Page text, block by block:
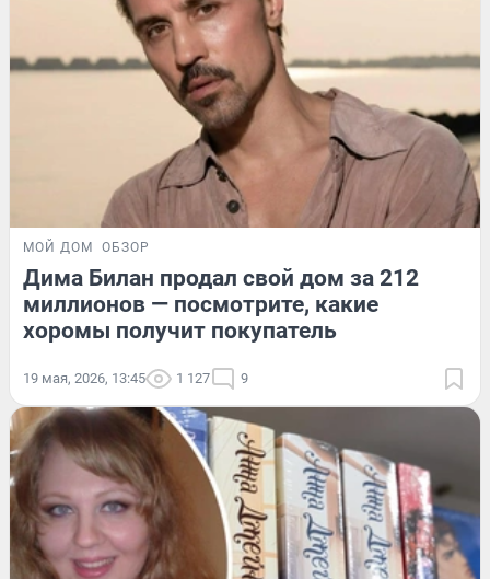
МОЙ ДОМ ОБЗОР
Дима Билан продал свой дом за 212
миллионов — посмотрите, какие
хоромы получит покупатель
19 мая, 2026, 13:45 1 127 9